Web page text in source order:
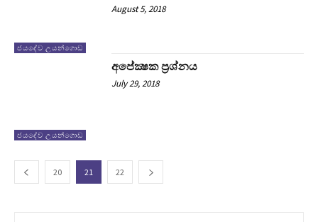
ජයදේව උයන්ගොඩ
August 5, 2018
ජයදේව උයන්ගොඩ
අපේක්‍ෂක ප‍්‍රශ්නය
July 29, 2018
20 21 22